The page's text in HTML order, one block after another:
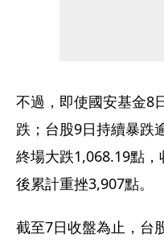
不過，即使國安基金8
跌；台股9日持續暴跌
終場大跌1,068.19點
後累計重挫3,907點。
截至7日收盤為止，台